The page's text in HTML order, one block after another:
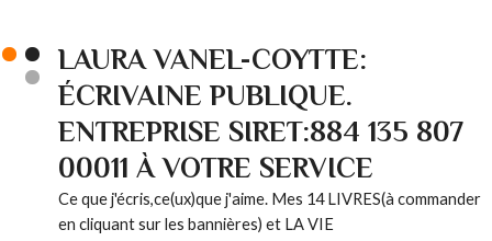
LAURA VANEL-COYTTE:
ÉCRIVAINE PUBLIQUE.
ENTREPRISE SIRET:884 135 807
00011 À VOTRE SERVICE
Ce que j'écris,ce(ux)que j'aime. Mes 14 LIVRES(à commander
en cliquant sur les bannières) et LA VIE